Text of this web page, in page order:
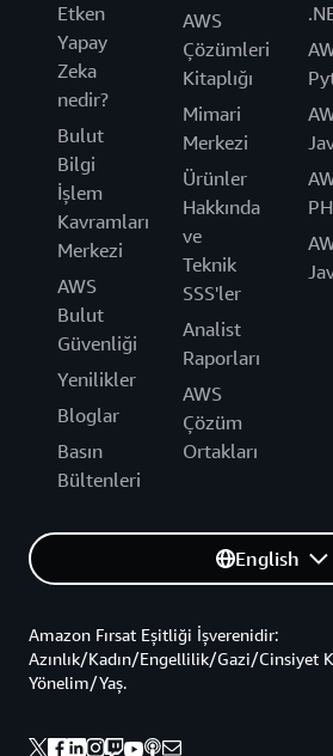
Etken
Yapay
Zeka
nedir?
Bulut
Bilgi
İşlem
Kavramları
Merkezi
AWS
Bulut
Güvenliği
Yenilikler
Bloglar
Basın
Bültenleri
AWS
Çözümleri
Kitaplığı
Mimari
Merkezi
Ürünler
Hakkında
ve
Teknik
SSS'ler
Analist
Raporları
AWS
Çözüm
Ortakları
English
Amazon Fırsat Eşitliği İşverenidir:
Azınlık/Kadın/Engellilik/Gazi/Cinsiyet
Yönelim/Yaş.